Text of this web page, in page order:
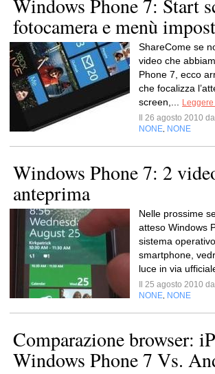
Windows Phone 7: Start
fotocamera e menù
ShareCome se
video che
Phone 7, ecco
che focalizza
screen,...
Il 26 agosto 2010 da
NONE NONE
Windows Phone 7: 2
anteprima
Nelle prossime
atteso Windows
sistema
smartphone,
luce in via
Il 25 agosto 2010 da
NONE NONE
Comparazione browser:
Windows Phone 7 Vs.